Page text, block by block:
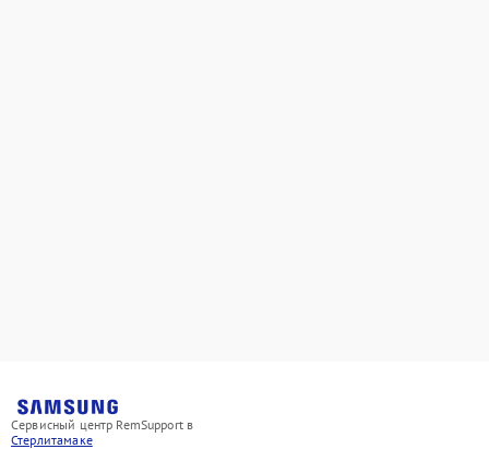
Сервисный центр RemSupport в
Стерлитамаке